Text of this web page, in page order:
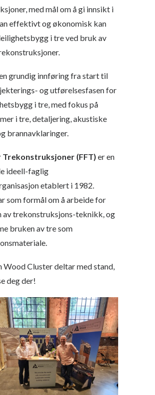
med mål om å gi innsikt i
effektivt og økonomisk kan
i treved bruk av
grundig innføring fra start til
og utførelsesfasen for
i tre, med fokus på
i tre, detaljering, akustiske
brannavklaringer.
Trekonstruksjoner (FFT) er en
ideell-faglig
etablert i 1982.
som formål om å arbeide for
av trekonstruksjons-teknikk, og
bruken av tre som
Wood Cluster deltar med stand,
deg der!